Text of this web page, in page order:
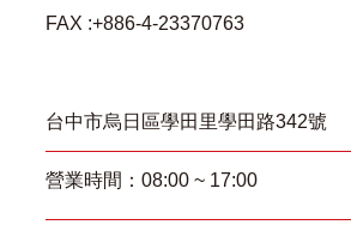
FAX :+886-4-23370763
台中市烏日區學田里學田路342號
營業時間：08:00 ~ 17:00